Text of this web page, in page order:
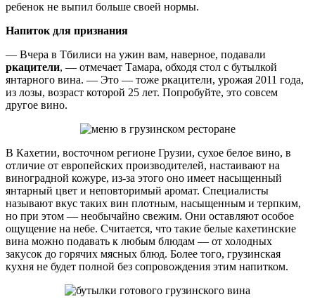
ребенок не выпил больше своей нормы.
Напиток для признания
— Вчера в Тбилиси на ужин вам, наверное, подавали
ркацители, — отмечает Тамара, обходя стол с бутылкой
янтарного вина. — Это — тоже ркацители, урожая 2011 года,
из лозы, возраст которой 25 лет. Попробуйте, это совсем
другое вино.
В Кахетии, восточном регионе Грузии, сухое белое вино, в
отличие от европейских производителей, настаивают на
виноградной кожуре, из-за этого оно имеет насыщенный
янтарный цвет и неповторимый аромат. Специалисты
называют вкус таких вин плотным, насыщенным и терпким,
но при этом — необычайно свежим. Они оставляют особое
ощущение на небе. Считается, что такие белые кахетинские
вина можно подавать к любым блюдам — от холодных
закусок до горячих мясных блюд. Более того, грузинская
кухня не будет полной без сопровождения этим напитком.